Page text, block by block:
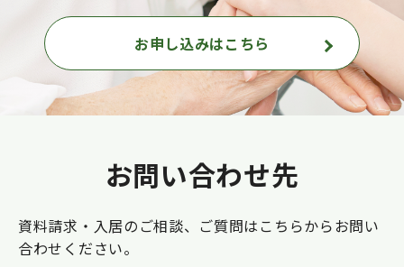
お申し込みはこちら
お問い合わせ先
資料請求・入居のご相談、ご質問はこちらからお問い
合わせください。